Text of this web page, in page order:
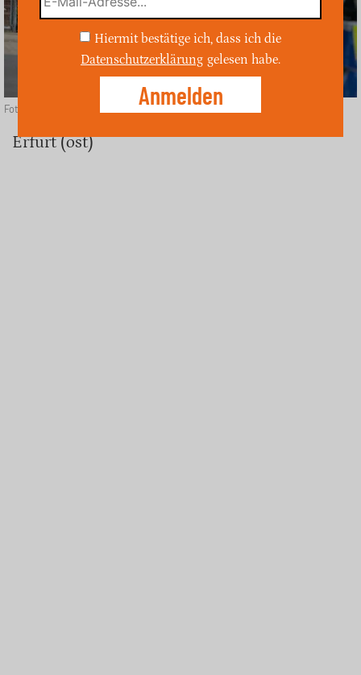
Foto: unsplash
Erfurt (ost)
Hiermit bestätige ich, dass ich die
Datenschutzerklärung gelesen habe.